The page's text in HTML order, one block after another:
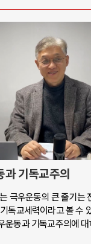
과 기독교주의
극우운동의 큰 줄기는
독교세력이라고 볼 수
운동과 기독교주의에